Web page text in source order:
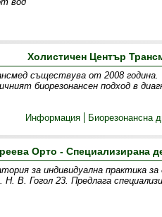
Холистичен Център
съществува от 2008
биорезонансен подход в
Информация
Биорезонансна
Орто - Специализирана
за индивидуална практика
В. Гогол 23. Предлага